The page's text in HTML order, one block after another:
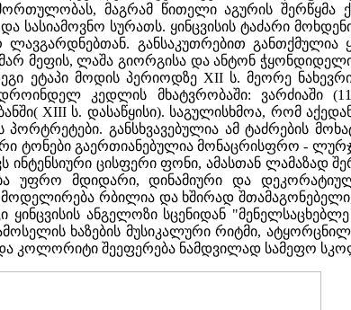
მაგრამ წითელი აგურის შერწყმა
სასიამოვნო სურათს. ყინცვისის ტაძარი
განსაკუთრებით განთქმულია
მეფის, ლაშა გიორგისა და ანტონ
ეტაპი მოდის პერიოდზე XII ს. მეორე
კედლის მხატვრობაში: ვარძიაში
XIII ს. დასაწყისი). საგულისხმოა, რომ
განსხვავებულია ამ ტაძრების
ტონები გაერთიანებულია მონაცრისფრო -
ინტენსიური ცისფერი ფონი, ამასთან
უფრო მდიდარი, დინამიური და
მოდელირება რბილია და ხშირად
ყინცვისის ანგელოზი სცენიდან
ხაზების მუსიკალური რიტმი,
კოლორიტი შეეფერება ნამდვილად სამეფო